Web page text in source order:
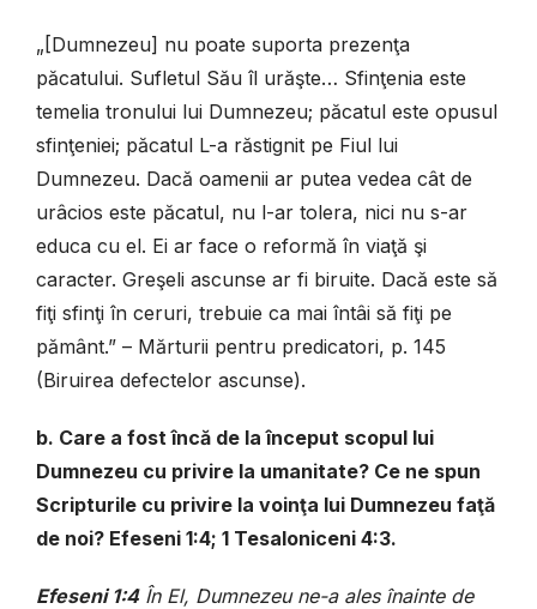
„[Dumnezeu] nu poate suporta prezenţa
păcatului. Sufletul Său îl urăşte… Sfinţenia este
temelia tronului lui Dumnezeu; păcatul este opusul
sfinţeniei; păcatul L-a răstignit pe Fiul lui
Dumnezeu. Dacă oamenii ar putea vedea cât de
urâcios este păcatul, nu l-ar tolera, nici nu s-ar
educa cu el. Ei ar face o reformă în viaţă şi
caracter. Greşeli ascunse ar fi biruite. Dacă este să
fiţi sfinţi în ceruri, trebuie ca mai întâi să fiţi pe
pământ.” – Mărturii pentru predicatori, p. 145
(Biruirea defectelor ascunse).
b. Care a fost încă de la început scopul lui
Dumnezeu cu privire la umanitate? Ce ne spun
Scripturile cu privire la voinţa lui Dumnezeu faţă
de noi? Efeseni 1:4; 1 Tesaloniceni 4:3.
Efeseni 1:4În El, Dumnezeu ne-a ales înainte de